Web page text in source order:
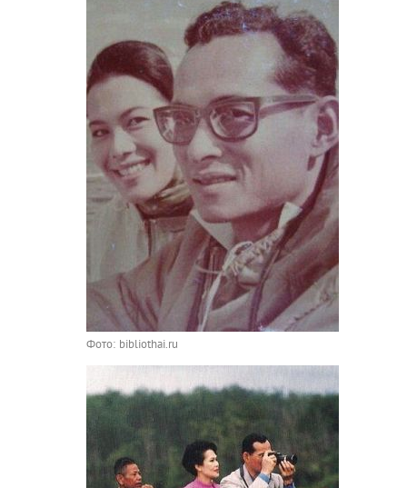
Фото: bibliothai.ru